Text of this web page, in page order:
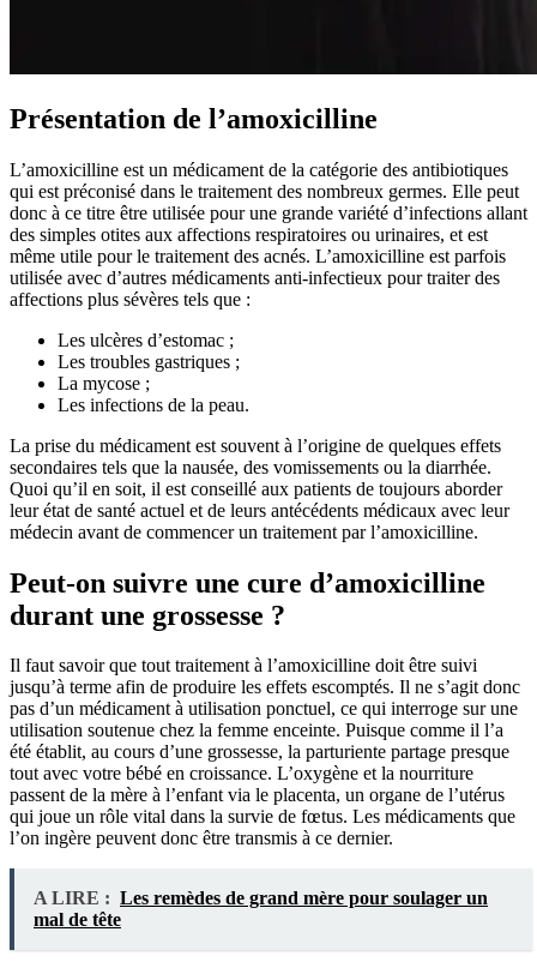
Présentation de l’amoxicilline
L’amoxicilline est un médicament de la catégorie des antibiotiques
qui est préconisé dans le traitement des nombreux germes. Elle peut
donc à ce titre être utilisée pour une grande variété d’infections allant
des simples otites aux affections respiratoires ou urinaires, et est
même utile pour le traitement des acnés. L’amoxicilline est parfois
utilisée avec d’autres médicaments anti-infectieux pour traiter des
affections plus sévères tels que :
Les ulcères d’estomac ;
Les troubles gastriques ;
La mycose ;
Les infections de la peau.
La prise du médicament est souvent à l’origine de quelques effets
secondaires tels que la nausée, des vomissements ou la diarrhée.
Quoi qu’il en soit, il est conseillé aux patients de toujours aborder
leur état de santé actuel et de leurs antécédents médicaux avec leur
médecin avant de commencer un traitement par l’amoxicilline.
Peut-on suivre une cure d’amoxicilline
durant une grossesse ?
Il faut savoir que tout traitement à l’amoxicilline doit être suivi
jusqu’à terme afin de produire les effets escomptés. Il ne s’agit donc
pas d’un médicament à utilisation ponctuel, ce qui interroge sur une
utilisation soutenue chez la femme enceinte. Puisque comme il l’a
été établit, au cours d’une grossesse, la parturiente partage presque
tout avec votre bébé en croissance. L’oxygène et la nourriture
passent de la mère à l’enfant via le placenta, un organe de l’utérus
qui joue un rôle vital dans la survie de fœtus. Les médicaments que
l’on ingère peuvent donc être transmis à ce dernier.
A LIRE : Les remèdes de grand mère pour soulager un
mal de tête